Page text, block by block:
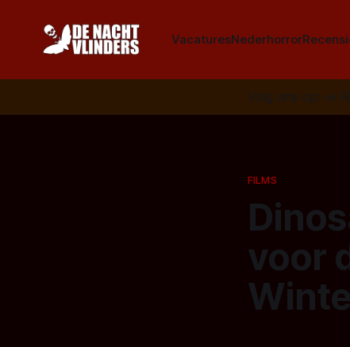
VacaturesNederhorror
Volg ons op: 📣
FILMS
voor